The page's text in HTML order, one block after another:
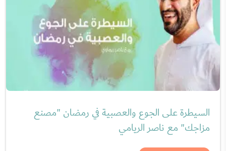
السيطرة على الجوع والعصبية في رمضان "مصنع
مزاجك" مع ناصر الريامي